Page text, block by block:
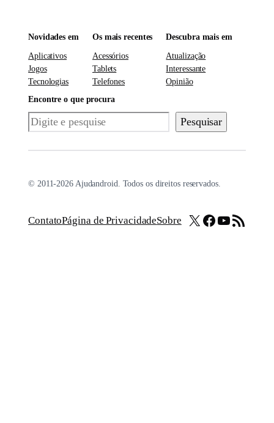
Novidades em
Aplicativos
Jogos
Tecnologias
Os mais recentes
Acessórios
Tablets
Telefones
Descubra mais em
Atualização
Interessante
Opinião
Encontre o que procura
Pesquisar Pesquisar
© 2011-2026 Ajudandroid. Todos os direitos reservados.
ContatoPágina de PrivacidadeSobre X Facebook
Youtube
Feed RSS